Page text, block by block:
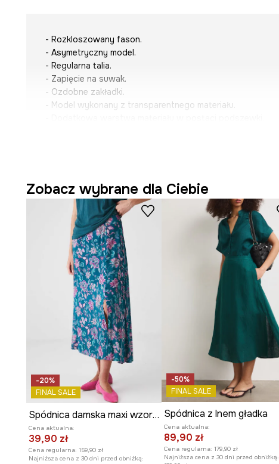
- Rozkloszowany fason.
- Asymetryczny model.
- Regularna talia.
- Zapięcie na suwak.
- Ozdobne zakładki.
- Model wykonany z transparentnego materiału.
- Długość z tyłu: 72-83 cm.
- Długość boku: 72 cm.
- Wymiary podane dla rozmiaru: S.
Zobacz wybrane dla Ciebie
-20%
FINAL SALE
Spódnica damska maxi wzorzysta kolor turkusowy
Cena aktualna:
39,90 zł
Cena regularna: 159,90 zł
Najniższa cena z 30 dni przed obniżką:
-50%
FINAL SALE
Spódnica z lnem gładka
Cena aktualna:
89,90 zł
Cena regularna: 179,90 zł
Najniższa cena z 30 dni przed obniżką: